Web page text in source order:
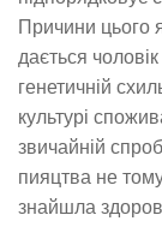
Причини цього
дається
генетичній
культурі
звичайній
пияцтва не
знайшла